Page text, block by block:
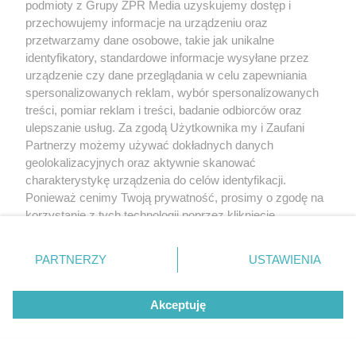
To nie zawsze
niestrawność. Te
objawy mogą
wskazywać na raka
Ile maksymalnie
może żyć człowiek?
Naukowcy podali
zaskakującą liczbę
Długo czekali na tę
decyzję. Ministerstwo
rozszerza refundację
REDAKTOR NACZELNA
podmioty z Grupy ZPR Media uzyskujemy dostęp i
przechowujemy informacje na urządzeniu oraz
przetwarzamy dane osobowe, takie jak unikalne
identyfikatory, standardowe informacje wysyłane przez
urządzenie czy dane przeglądania w celu zapewniania
spersonalizowanych reklam, wybór spersonalizowanych
treści, pomiar reklam i treści, badanie odbiorców oraz
ulepszanie usług. Za zgodą Użytkownika my i Zaufani
Partnerzy możemy używać dokładnych danych
geolokalizacyjnych oraz aktywnie skanować
charakterystykę urządzenia do celów identyfikacji.
Ponieważ cenimy Twoją prywatność, prosimy o zgodę na
korzystanie z tych technologii poprzez kliknięcie
zmienić/wycofać klikając przycisk ustawień prywatności
znajdujący się w lewym dolnym rogu strony
rodzaje przetwarzania danych nie wymagają zgody
użytkownika, ale masz prawo sprzeciwić się takiemu
przetwarzaniu. Preferencje będą miały zastosowanie tylko
PARTNERZY USTAWIENIA
Akceptuję